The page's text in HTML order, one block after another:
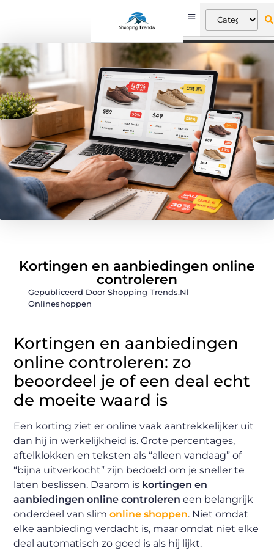
Kortingen en aanbiedingen online
controleren
Gepubliceerd Door Shopping Trends.nl
Onlineshoppen
Kortingen en aanbiedingen
online controleren: zo
beoordeel je of een deal echt
de moeite waard is
Een korting ziet er online vaak aantrekkelijker uit
dan hij in werkelijkheid is. Grote percentages,
aftelklokken en teksten als “alleen vandaag” of
“bijna uitverkocht” zijn bedoeld om je sneller te
laten beslissen. Daarom is kortingen en
aanbiedingen online controleren een belangrijk
onderdeel van slimonline shoppen. Niet omdat
elke aanbieding verdacht is, maar omdat niet elke
deal automatisch zo goed is als hij lijkt.